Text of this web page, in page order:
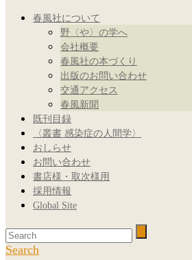
春風社について
野〈や〉の学へ
会社概要
春風社の本づくり
出版のお問い合わせ
交通アクセス
春風新聞
既刊目録
〈叢書 感染症の人間学〉
おしらせ
お問い合わせ
書店様・取次様用
採用情報
Global Site
Search